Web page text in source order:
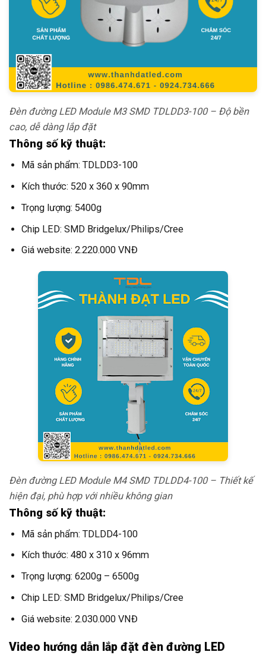
Đèn đường LED Module M3 SMD TDLDD3-100 – Độ bền
cao, dễ dàng lắp đặt
Thông số kỹ thuật:
Mã sản phẩm: TDLDD3-100
Kích thước: 520 x 360 x 90mm
Trọng lượng: 5400g
Chip LED: SMD Bridgelux/Philips/Cree
Giá website: 2.220.000 VNĐ
Đèn đường LED Module M4 SMD TDLDD4-100 – Thiết kế
hiện đại, phù hợp với nhiều không gian
Thông số kỹ thuật:
Mã sản phẩm: TDLDD4-100
Kích thước: 480 x 310 x 96mm
Trọng lượng: 6200g – 6500g
Chip LED: SMD Bridgelux/Philips/Cree
Giá website: 2.030.000 VNĐ
Video hướng dẫn lắp đặt đèn đường LED